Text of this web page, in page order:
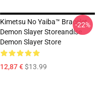
Kimetsu No Yaiba™ Bracelet
Demon Slayer Storeandise
Demon Slayer Store
12,87 €$13.99
-22%